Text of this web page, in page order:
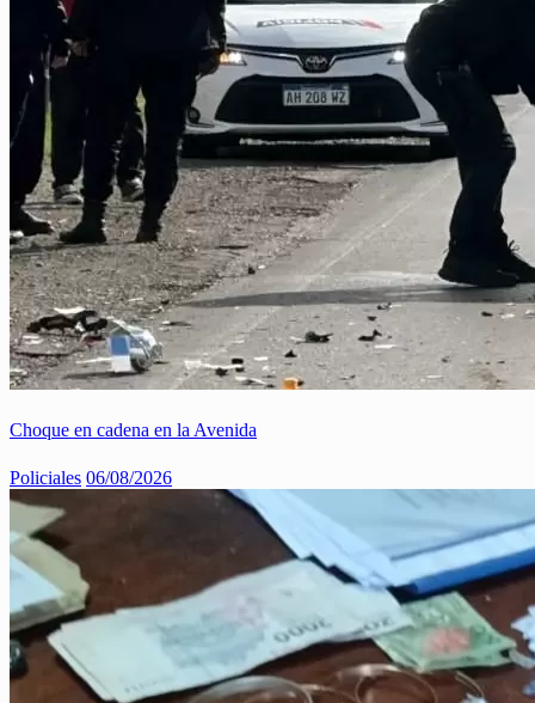
Choque en cadena en la Avenida
Policiales 06/08/2026